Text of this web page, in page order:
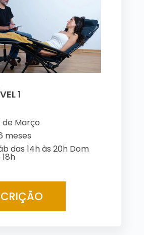
1
de Março
meses
das 14h às 20h Dom